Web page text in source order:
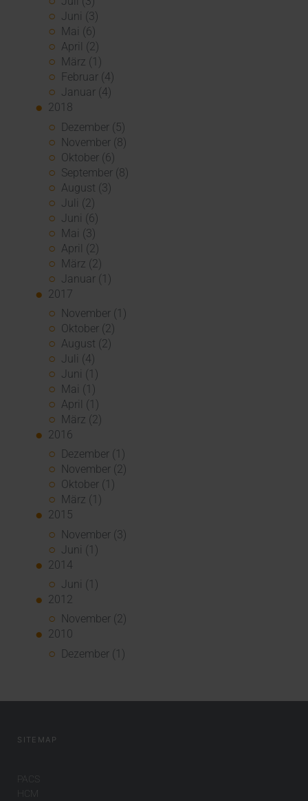
Juni (3)
Mai (6)
April (2)
März (1)
Februar (4)
Januar (4)
2018
Dezember (5)
November (8)
Oktober (6)
September (8)
August (3)
Juli (2)
Juni (6)
Mai (3)
April (2)
März (2)
Januar (1)
2017
November (1)
Oktober (2)
August (2)
Juli (4)
Juni (1)
Mai (1)
April (1)
März (2)
2016
Dezember (1)
November (2)
Oktober (1)
März (1)
2015
November (3)
Juni (1)
2014
Juni (1)
2012
November (2)
2010
Dezember (1)
SITEMAP
PACS
HCM